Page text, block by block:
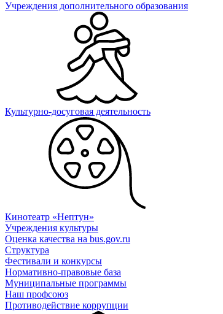
Учреждения дополнительного образования
Культурно-досуговая деятельность
Кинотеатр «Нептун»
Учреждения культуры
Оценка качества на bus.gov.ru
Структура
Фестивали и конкурсы
Нормативно-правовые база
Муниципальные программы
Наш профсоюз
Противодействие коррупции